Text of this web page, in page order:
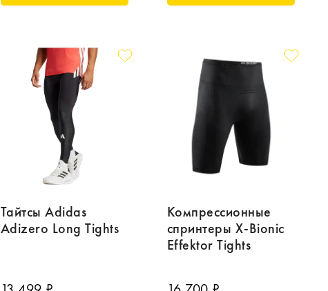
Тайтсы Adidas
Adizero Long Tights
Компрессионные
спринтеры X-Bionic
Effektor Tights